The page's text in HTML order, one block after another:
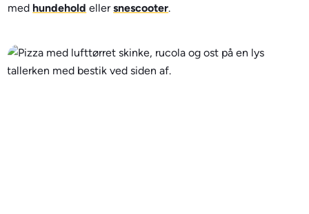
med hundehold ellersnescooter.